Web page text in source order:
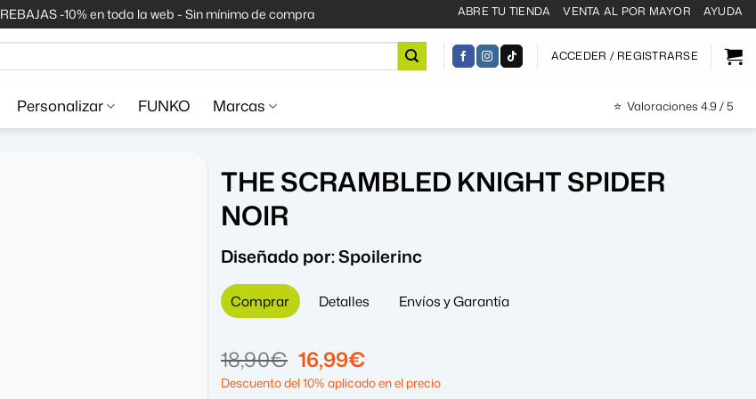
REBAJAS -10% en toda la web - Sin mínimo de compra ABRE TU TIENDA VENTA AL POR MAYOR AYUDA
ACCEDER / REGISTRARSE
Personalizar FUNKO Marcas ⭐ Valoraciones 4.9 / 5
THE SCRAMBLED KNIGHT SPIDER
NOIR
Diseñado por:Spoilerinc
Comprar Detalles Envíos y Garantía
18,90€ El
precio
16,99€El
precio
Descuento del 10% aplicado en el precio